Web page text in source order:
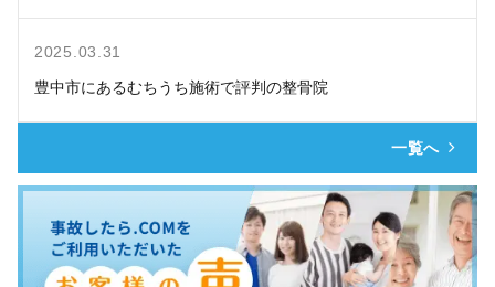
2025.03.31
豊中市にあるむちうち施術で評判の整骨院
一覧へ